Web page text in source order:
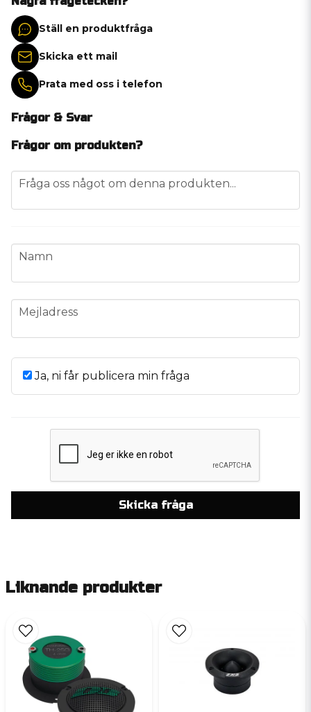
Ställ en produktfråga
Skicka ett mail
Prata med oss i telefon
Frågor & Svar
Frågor om produkten?
question
Fråga oss något om denna produkten...
name
Namn
email
Mejladress
Ja, ni får publicera min fråga
Skicka fråga
Liknande produkter